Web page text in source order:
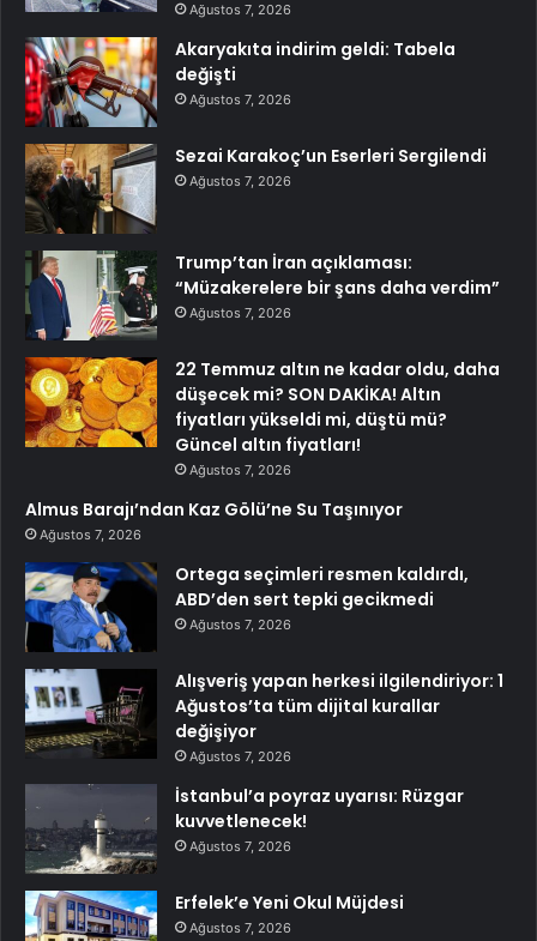
Ağustos 7, 2026
Akaryakıta indirim geldi: Tabela
değişti
Ağustos 7, 2026
Sezai Karakoç’un Eserleri Sergilendi
Ağustos 7, 2026
Trump’tan İran açıklaması:
“Müzakerelere bir şans daha verdim”
Ağustos 7, 2026
22 Temmuz altın ne kadar oldu, daha
düşecek mi? SON DAKİKA! Altın
fiyatları yükseldi mi, düştü mü?
Güncel altın fiyatları!
Ağustos 7, 2026
Almus Barajı’ndan Kaz Gölü’ne Su Taşınıyor
Ağustos 7, 2026
Ortega seçimleri resmen kaldırdı,
ABD’den sert tepki gecikmedi
Ağustos 7, 2026
Alışveriş yapan herkesi ilgilendiriyor: 1
Ağustos’ta tüm dijital kurallar
değişiyor
Ağustos 7, 2026
İstanbul’a poyraz uyarısı: Rüzgar
kuvvetlenecek!
Ağustos 7, 2026
Erfelek’e Yeni Okul Müjdesi
Ağustos 7, 2026